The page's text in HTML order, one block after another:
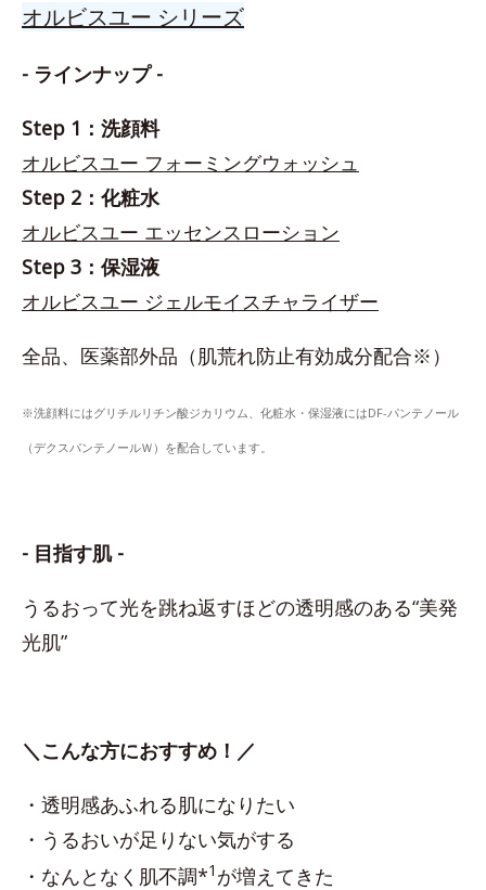
オルビスユー シリーズ
- ラインナップ -
Step 1：洗顔料
オルビスユー フォーミングウォッシュ
Step 2：化粧水
オルビスユー エッセンスローション
Step 3：保湿液
オルビスユー ジェルモイスチャライザー
全品、医薬部外品（肌荒れ防止有効成分配合※）
※洗顔料にはグリチルリチン酸ジカリウム、化粧水・保湿液にはDF-パンテノール
（デクスパンテノールＷ）を配合しています。
- 目指す肌 -
うるおって光を跳ね返すほどの透明感のある“美発
光肌”
＼こんな方におすすめ！／
・透明感あふれる肌になりたい
・うるおいが足りない気がする
・なんとなく肌不調*1 が増えてきた